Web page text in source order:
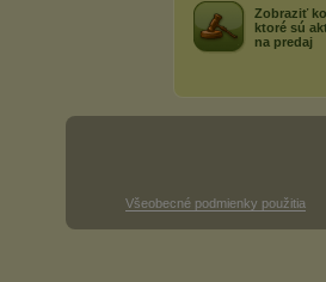
Zobraziť
ktoré sú
na predaj
Všeobecné podmienky použitia